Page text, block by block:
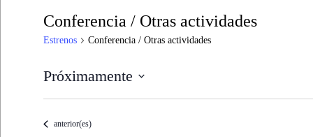
Conferencia / Otras actividades
Estrenos Conferencia / Otras actividades
Próximamente
Estrenos
anterior(es)